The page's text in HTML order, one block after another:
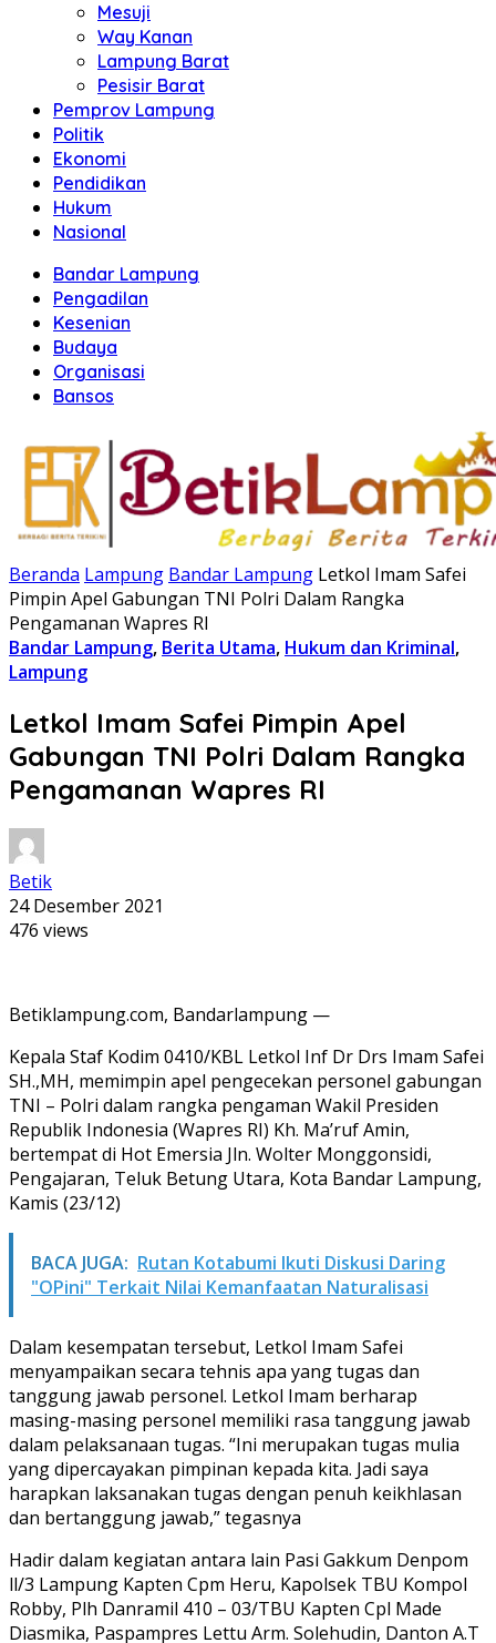
Mesuji
Way Kanan
Lampung Barat
Pesisir Barat
Pemprov Lampung
Politik
Ekonomi
Pendidikan
Hukum
Nasional
Bandar Lampung
Pengadilan
Kesenian
Budaya
Organisasi
Bansos
Beranda Lampung Bandar Lampung Letkol Imam Safei
Pimpin Apel Gabungan TNI Polri Dalam Rangka
Pengamanan Wapres RI
Bandar Lampung, Berita Utama, Hukum dan Kriminal,
Lampung
Letkol Imam Safei Pimpin Apel
Gabungan TNI Polri Dalam Rangka
Pengamanan Wapres RI
Betik
24 Desember 2021
476 views
Betiklampung.com, Bandarlampung —
Kepala Staf Kodim 0410/KBL Letkol Inf Dr Drs Imam Safei
SH.,MH, memimpin apel pengecekan personel gabungan
TNI – Polri dalam rangka pengaman Wakil Presiden
Republik Indonesia (Wapres RI) Kh. Ma’ruf Amin,
bertempat di Hot Emersia Jln. Wolter Monggonsidi,
Pengajaran, Teluk Betung Utara, Kota Bandar Lampung,
Kamis (23/12)
BACA JUGA: Rutan Kotabumi Ikuti Diskusi Daring
"OPini" Terkait Nilai Kemanfaatan Naturalisasi
Dalam kesempatan tersebut, Letkol Imam Safei
menyampaikan secara tehnis apa yang tugas dan
tanggung jawab personel. Letkol Imam berharap
masing-masing personel memiliki rasa tanggung jawab
dalam pelaksanaan tugas. “Ini merupakan tugas mulia
yang dipercayakan pimpinan kepada kita. Jadi saya
harapkan laksanakan tugas dengan penuh keikhlasan
dan bertanggung jawab,” tegasnya
Hadir dalam kegiatan antara lain Pasi Gakkum Denpom
ll/3 Lampung Kapten Cpm Heru, Kapolsek TBU Kompol
Robby, Plh Danramil 410 – 03/TBU Kapten Cpl Made
Diasmika, Paspampres Lettu Arm. Solehudin, Danton A.T